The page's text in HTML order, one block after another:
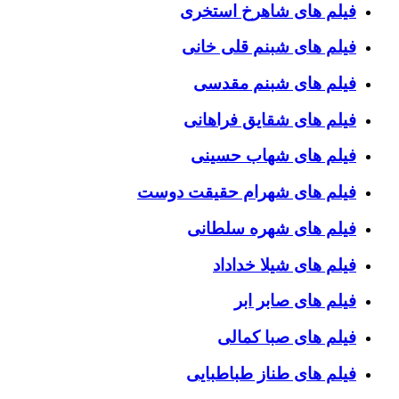
فیلم های شاهرخ استخری
فیلم های شبنم قلی خانی
فیلم های شبنم مقدسی
فیلم های شقایق فراهانی
فیلم های شهاب حسینی
فیلم های شهرام حقیقت دوست
فیلم های شهره سلطانی
فیلم های شیلا خداداد
فیلم های صابر ابر
فیلم های صبا کمالی
فیلم های طناز طباطبایی